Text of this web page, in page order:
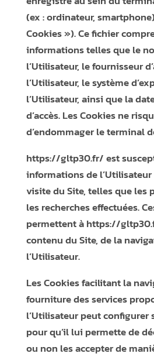
(ex : ordinateur,
Cookies »). Ce fichier
informations telles que le
l’Utilisateur, le fournisseur
l’Utilisateur, le système
l’Utilisateur, ainsi que la
d’accès. Les Cookies ne
d’endommager le terminal
https://gltp30.fr/est
informations de
visite du Site, telles que les
les recherches effectuées.
permettent àhttps://
contenu du Site, de la
l’Utilisateur.
Les Cookies facilitant la
fourniture des services
l’Utilisateur peut configurer
pour qu’il lui permette de
ou non les accepter de